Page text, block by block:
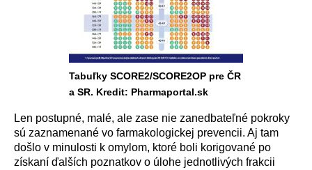
Tabuľky SCORE2/SCORE2OP pre ČR
a SR. Kredit: Pharmaportal.sk
Len postupné, malé, ale zase nie zanedbateľné pokroky
sú zaznamenané vo farmakologickej prevencii. Aj tam
došlo v minulosti k omylom, ktoré boli korigované po
získaní ďalších poznatkov o úlohe jednotlivých frakcii